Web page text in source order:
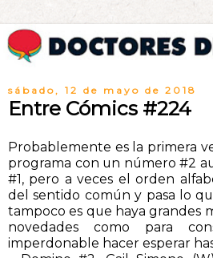
sábado, 12 de mayo de 2018
Entre Cómics #224
Probablemente es la primera
programa con un número #2
#1, pero a veces el orden
del sentido común y pasa lo
tampoco es que haya grandes
novedades como para
imperdonable hacer esperar